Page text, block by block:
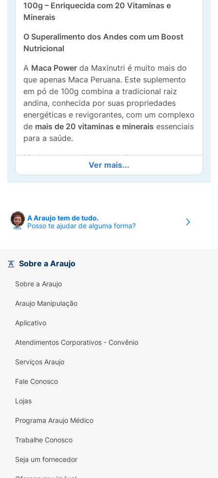
100g – Enriquecida com 20 Vitaminas e
Minerais
O Superalimento dos Andes com um Boost
Nutricional
A Maca Power da Maxinutri é muito mais do
que apenas Maca Peruana. Este suplemento
em pó de 100g combina a tradicional raiz
andina, conhecida por suas propriedades
energéticas e revigorantes, com um complexo
de mais de 20 vitaminas e minerais essenciais
para a saúde.
Ideal para quem busca combater o cansaço,
melhorar o desempenho físico e mental, e
fortalecer a imunidade. Sua apresentação em
iogurtes ou frutas, tornando a nutrição diária
prática e saborosa.
Energia Natural:
vigorante natural que combate a fadiga.
Fórmula Enriquecida:
vitaminas e minerais para suprir carências
nutricionais.
Versatilidade:Formato em pó fácil de
disposição diária.
Especificações Técnicas:
Marca:Maxinutri
Produto:Maca Power (Maca Peruana)
Apresentação:
Ver mais...
A Araujo tem de tudo.
Posso te ajudar de alguma forma?
Sobre a Araujo
Sobre a Araujo
Araujo Manipulação
Aplicativo
Atendimentos Corporativos - Convênio
Serviços Araujo
Fale Conosco
Lojas
Programa Araujo Médico
Trabalhe Conosco
Seja um fornecedor